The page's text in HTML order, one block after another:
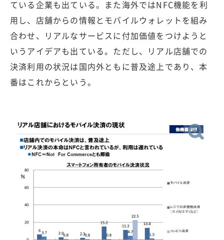
ている企業も出ている。また海外ではNFC機能を利
用し、店舗からの情報とモバイルウォレットを組み
合わせ、リアルなサービスに付加価値をつけようと
いうアイデアも出ている。ただし、リアル店舗での
決済利用の状況は国内外ともに普及途上であり、本
番はこれからという。